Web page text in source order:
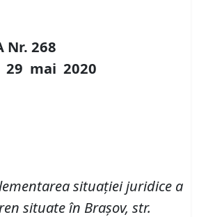
Nr. 268
29 mai 2020
situației juridice a
situate în Brașov, str.